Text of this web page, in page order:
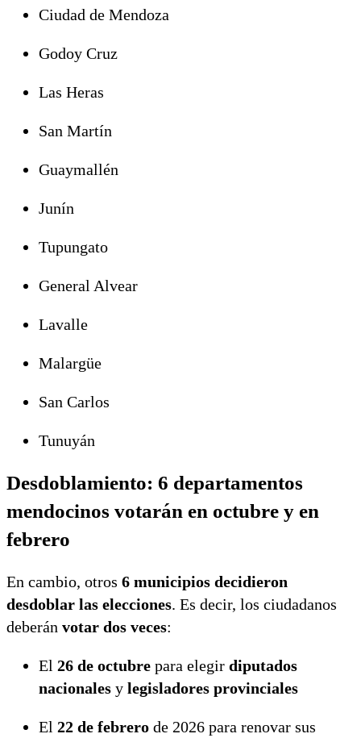
Ciudad de Mendoza
Godoy Cruz
Las Heras
San Martín
Guaymallén
Junín
Tupungato
General Alvear
Lavalle
Malargüe
San Carlos
Tunuyán
Desdoblamiento: 6 departamentos
mendocinos votarán en octubre y en
febrero
En cambio, otros 6 municipios decidieron
desdoblar las elecciones. Es decir, los ciudadanos
deberán votar dos veces:
El 26 de octubre para elegir diputados
nacionales y legisladores provinciales
El 22 de febrero de 2026 para renovar sus